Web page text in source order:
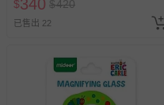
$340 $420
已售出 22